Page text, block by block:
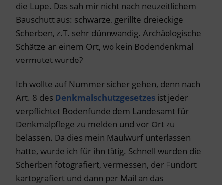
die Lupe. Das sah mir nicht nach neuzeitlichem
Bauschutt aus: schwarze, gerillte dreieckige
Scherben, z.T. sehr dünnwandig. Archäologische
Schätze an einem Ort, wo kein Bodendenkmal
vermutet wurde?
Ich wollte auf Nummer sicher gehen, denn nach
Art. 8 des Denkmalschutzgesetzes ist jeder
verpflichtet Bodenfunde dem Landesamt für
Denkmalpflege zu melden und vor Ort zu
belassen. Da dies mein Maulwurf unterlassen
hatte, wurde ich für ihn tätig. Schnell wurden die
Scherben fotografiert, vermessen, der Fundort
kartografiert und dann per Mail an das